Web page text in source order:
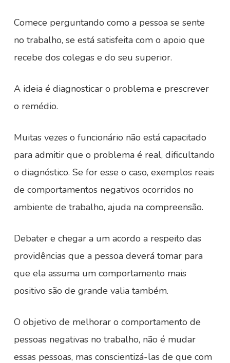
Comece perguntando como a pessoa se sente
no trabalho, se está satisfeita com o apoio que
recebe dos colegas e do seu superior.
A ideia é diagnosticar o problema e prescrever
o remédio.
Muitas vezes o funcionário não está capacitado
para admitir que o problema é real, dificultando
o diagnóstico. Se for esse o caso, exemplos reais
de comportamentos negativos ocorridos no
ambiente de trabalho, ajuda na compreensão.
Debater e chegar a um acordo a respeito das
providências que a pessoa deverá tomar para
que ela assuma um comportamento mais
positivo são de grande valia também.
O objetivo de melhorar o comportamento de
pessoas negativas no trabalho, não é mudar
essas pessoas, mas conscientizá-las de que com